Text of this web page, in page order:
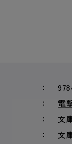
電
文
文